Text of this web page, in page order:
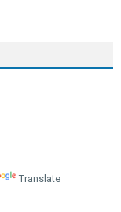
Translate